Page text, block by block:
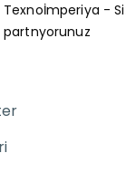
Texnoİmperiya -
partnyorunuz